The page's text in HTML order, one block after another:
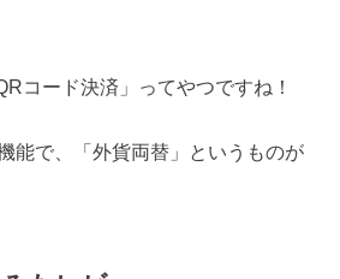
コード決済」ってやつですね！
能で、「外貨両替」というものが